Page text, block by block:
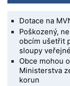
Dotace na
Poškozený,
obcím ušetřit
sloupy
Obce mohou
Ministerstva
korun